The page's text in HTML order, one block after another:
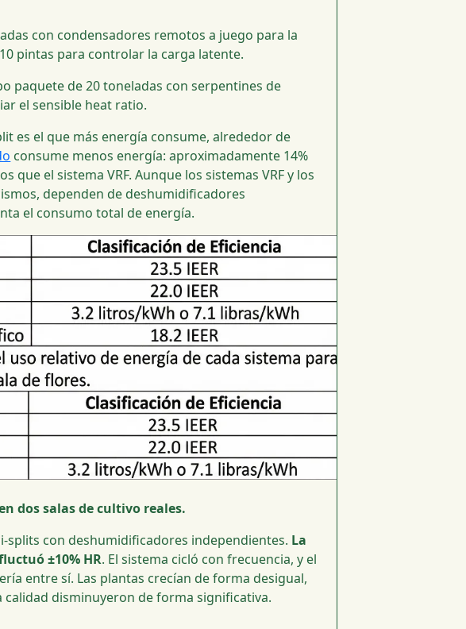
con condensadores remotos a juego para la
pintas para controlar la carga latente.
paquete de 20 toneladas con serpentines de
el sensible heat ratio.
es el que más energía consume, alrededor de
consume menos energía: aproximadamente 14%
que el sistema VRF. Aunque los sistemas VRF y los
dependen de deshumidificadores
el consumo total de energía.
dos salas de cultivo reales.
splits con deshumidificadores independientes. La
±10% HR. El sistema cicló con frecuencia, y el
entre sí. Las plantas crecían de forma desigual,
disminuyeron de forma significativa.